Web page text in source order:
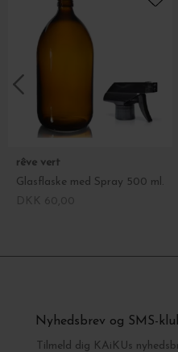
rêve vert
Glasflaske med Spray 500 ml.
Nyhedsbrev og SMS-
Tilmeld dig KAiKUs